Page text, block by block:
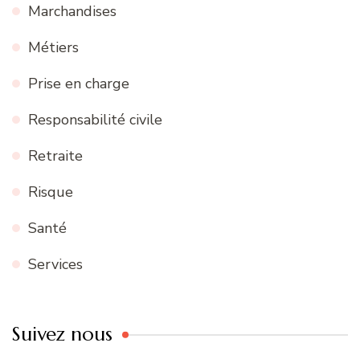
Marchandises
Métiers
Prise en charge
Responsabilité civile
Retraite
Risque
Santé
Services
Suivez nous